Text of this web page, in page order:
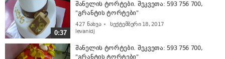
0:37
შანელის ტორტები. შეკვეთა: 593 756 700,
"გრანტის ტორტები"
427 ნახვა
სექტემბერი 18, 2017
levanidj
შანელის ტორტები. შეკვეთა: 593 756 700,
"გრანტის ტორტები"